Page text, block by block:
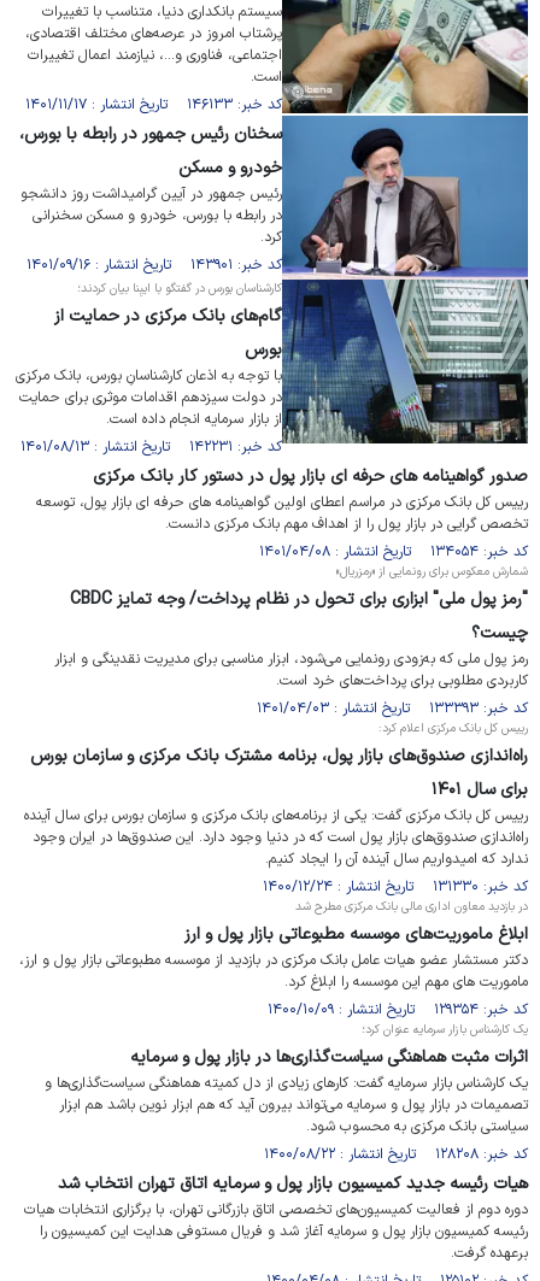
سیستم بانکداری دنیا، متناسب با تغییرات
پرشتاب امروز در عرصه‌های مختلف اقتصادی،
اجتماعی، فناوری و...، نیازمند اعمال تغییرات
است.
کد خبر: ۱۴۶۱۳۳ تاریخ انتشار : ۱۴۰۱/۱۱/۱۷
سخنان رئیس جمهور در رابطه با بورس،
خودرو و مسکن
رئیس جمهور در آیین گرامیداشت روز دانشجو
در رابطه با بورس، خودرو و مسکن سخنرانی
کرد.
کد خبر: ۱۴۳۹۰۱ تاریخ انتشار : ۱۴۰۱/۰۹/۱۶
کارشناسان بورس در گفتگو با ایبِنا بیان کردند؛
گام‌های بانک مرکزی در حمایت از
بورس
با توجه به اذعان کارشناسانِ بورس، بانک مرکزی
در دولت سیزدهم اقدامات موثری برای حمایت
از بازار سرمایه انجام داده است.
کد خبر: ۱۴۲۲۳۱ تاریخ انتشار : ۱۴۰۱/۰۸/۱۳
صدور گواهینامه های حرفه ای بازار پول در دستور کار بانک مرکزی
رییس کل بانک مرکزی در مراسم اعطای اولین گواهینامه های حرفه ای بازار پول، توسعه
تخصص گرایی در بازار پول را از اهداف مهم بانک مرکزی دانست.
کد خبر: ۱۳۴۰۵۴ تاریخ انتشار : ۱۴۰۱/۰۴/۰۸
شمارش معکوس برای رونمایی از «رمزریال»
"رمز پول ملی" ابزاری برای تحول در نظام پرداخت/ وجه تمایز CBDC
چیست؟
رمز پول ملی که به‌زودی رونمایی می‌شود، ابزار مناسبی برای مدیریت نقدینگی و ابزار
کاربردی مطلوبی برای پرداخت‌های خرد است.
کد خبر: ۱۳۳۳۹۳ تاریخ انتشار : ۱۴۰۱/۰۴/۰۳
رییس کل بانک مرکزی اعلام کرد:
راه‌اندازی صندوق‌های بازار پول، برنامه مشترک بانک مرکزی و سازمان بورس
برای سال ۱۴۰۱
رییس کل بانک مرکزی گفت: یکی از برنامه‌های بانک مرکزی و سازمان بورس برای سال آینده
راه‌اندازی صندوق‌های بازار پول است که در دنیا وجود دارد. این صندوق‌ها در ایران وجود
ندارد که امیدواریم سال آینده آن را ایجاد کنیم.
کد خبر: ۱۳۱۳۳۰ تاریخ انتشار : ۱۴۰۰/۱۲/۲۴
در بازدید معاون اداری مالی بانک مرکزی مطرح شد
ابلاغ ماموریت‌های موسسه مطبوعاتی بازار پول و ارز
دکتر مستشار عضو هیات عامل بانک مرکزی در بازدید از موسسه مطبوعاتی بازار پول و ارز،
ماموریت های مهم این موسسه را ابلاغ کرد.
کد خبر: ۱۲۹۳۵۴ تاریخ انتشار : ۱۴۰۰/۱۰/۰۹
یک کارشناس بازار سرمایه عنوان کرد؛
اثرات مثبت هماهنگی سیاست‌گذاری‌ها در بازار پول و سرمایه
یک کارشناس بازار سرمایه گفت: کارهای زیادی از دل کمیته هماهنگی سیاست‌گذاری‌ها و
تصمیمات در بازار پول و سرمایه می‌تواند بیرون آید که هم ابزار نوین باشد هم ابزار
سیاستی بانک مرکزی به محسوب شود.
کد خبر: ۱۲۸۲۰۸ تاریخ انتشار : ۱۴۰۰/۰۸/۲۲
هیات رئیسه جدید کمیسیون بازار پول و سرمایه اتاق تهران انتخاب شد
دوره دوم از فعالیت کمیسیون‌های تخصصی اتاق بازرگانی تهران، با برگزاری انتخابات هیات
رئیسه کمیسیون‌ بازار پول و سرمایه آغاز شد و فریال مستوفی هدایت این کمیسیون را
برعهده گرفت.